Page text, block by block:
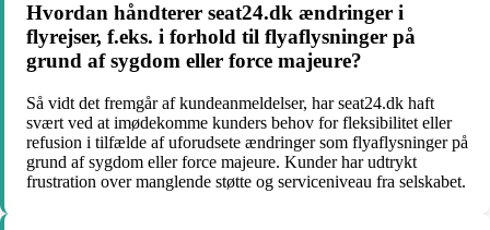
Hvordan håndterer seat24.dk ændringer i
flyrejser, f.eks. i forhold til flyaflysninger på
grund af sygdom eller force majeure?
Så vidt det fremgår af kundeanmeldelser, har seat24.dk haft
svært ved at imødekomme kunders behov for fleksibilitet eller
refusion i tilfælde af uforudsete ændringer som flyaflysninger på
grund af sygdom eller force majeure. Kunder har udtrykt
frustration over manglende støtte og serviceniveau fra selskabet.